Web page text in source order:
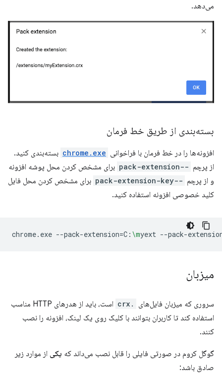
می‌دهد.
بسته‌بندی از طریق خط فرمان
افزونه‌ها را در خط فرمان با فراخوانی chrome.exe بسته‌بندی کنید.
از پرچم --pack-extension
برای مشخص کردن محل پوشه افزونه
و از پرچم --pack-extension-key
برای مشخص کردن محل فایل
کلید خصوصی افزونه استفاده کنید.
chrome.exe --pack-extension=C: \myext --pack-
میزبان
سروری که میزبان فایل‌های .crx
است، باید از هدرهای HTTP مناسب
استفاده کند تا کاربران بتوانند با کلیک روی یک لینک، افزونه را نصب
کنند.
گوگل کروم در صورتی فایلی را قابل نصب می‌داند که یکی از موارد زیر
صادق باشد: